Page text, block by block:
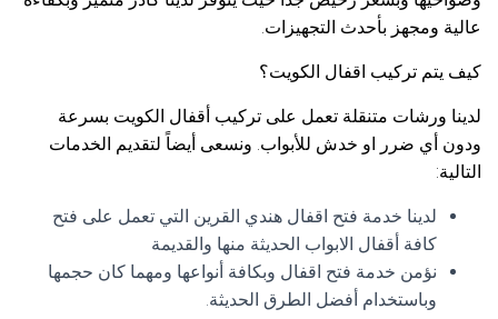
عالية ومجهز بأحدث التجهيزات.
كيف يتم تركيب اقفال الكويت؟
لدينا ورشات متنقلة تعمل على تركيب أقفال الكويت بسرعة
ودون أي ضرر او خدش للأبواب. ونسعى أيضاً لتقديم الخدمات
التالية:
لدينا خدمة فتح اقفال هندي القرين التي تعمل على فتح
كافة أقفال الابواب الحديثة منها والقديمة
نؤمن خدمة فتح اقفال وبكافة أنواعها ومهما كان حجمها
وباستخدام أفضل الطرق الحديثة.